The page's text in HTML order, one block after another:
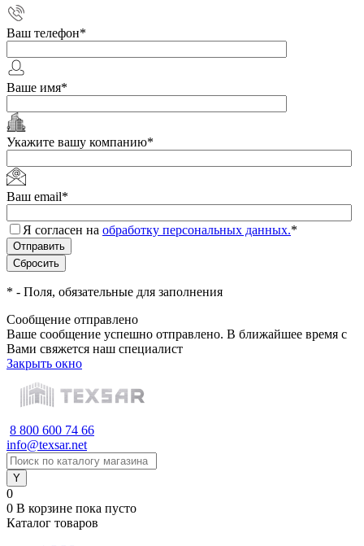
Ваш телефон*
Ваше имя*
Укажите вашу компанию*
Ваш email*
Я согласен на обработку персональных данных.*
* - Поля, обязательные для заполнения
Сообщение отправлено
Ваше сообщение успешно отправлено. В ближайшее время с
Вами свяжется наш специалист
Закрыть окно
8 800 600 74 66
info@texsar.net
0
0 В корзине пока пусто
Каталог товаров